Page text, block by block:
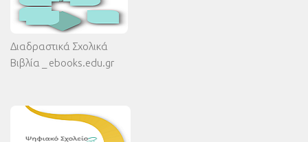
Διαδραστικά Σχολικά
Βιβλία _ ebooks.edu.gr